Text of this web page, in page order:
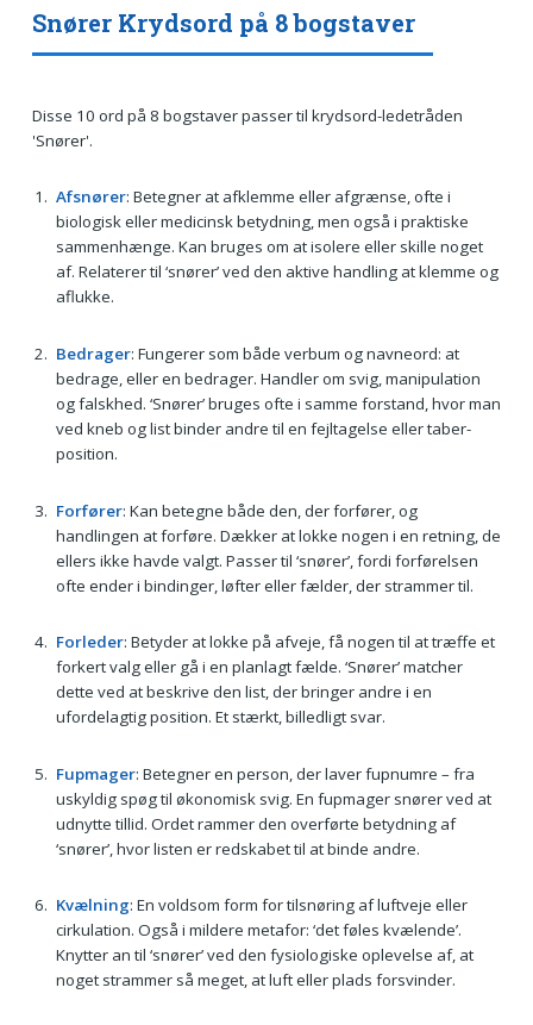
Snører Krydsord på 8 bogstaver
Disse 10 ord på 8 bogstaver passer til krydsord-ledetråden
'Snører'.
Afsnører: Betegner at afklemme eller afgrænse, ofte i
biologisk eller medicinsk betydning, men også i praktiske
sammenhænge. Kan bruges om at isolere eller skille noget
af. Relaterer til ‘snører’ ved den aktive handling at klemme og
aflukke.
Bedrager: Fungerer som både verbum og navneord: at
bedrage, eller en bedrager. Handler om svig, manipulation
og falskhed. ‘Snører’ bruges ofte i samme forstand, hvor man
ved kneb og list binder andre til en fejltagelse eller taber-
position.
Forfører: Kan betegne både den, der forfører, og
handlingen at forføre. Dækker at lokke nogen i en retning, de
ellers ikke havde valgt. Passer til ‘snører’, fordi forførelsen
ofte ender i bindinger, løfter eller fælder, der strammer til.
Forleder: Betyder at lokke på afveje, få nogen til at træffe et
forkert valg eller gå i en planlagt fælde. ‘Snører’ matcher
dette ved at beskrive den list, der bringer andre i en
ufordelagtig position. Et stærkt, billedligt svar.
Fupmager: Betegner en person, der laver fupnumre – fra
uskyldig spøg til økonomisk svig. En fupmager snører ved at
udnytte tillid. Ordet rammer den overførte betydning af
‘snører’, hvor listen er redskabet til at binde andre.
Kvælning: En voldsom form for tilsnøring af luftveje eller
cirkulation. Også i mildere metafor: ‘det føles kvælende’.
Knytter an til ‘snører’ ved den fysiologiske oplevelse af, at
noget strammer så meget, at luft eller plads forsvinder.